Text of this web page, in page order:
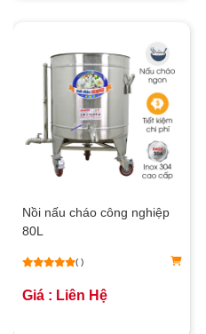
Nồi nấu cháo công nghiệp
80L
( )
Giá : Liên Hệ